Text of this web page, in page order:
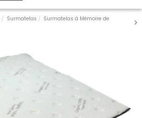
Surmatelas
Surmatelas à Mémoire de